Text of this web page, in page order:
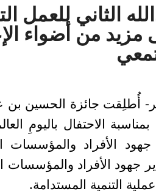
الثاني للعمل
من أضواء
أُطلِقت جائزة الحسين بن
من كانونِ الأول 2021، بمناسبة
الأفراد والمؤسسات
جهود الأفراد والمؤسسات
التنمية المستدامة.